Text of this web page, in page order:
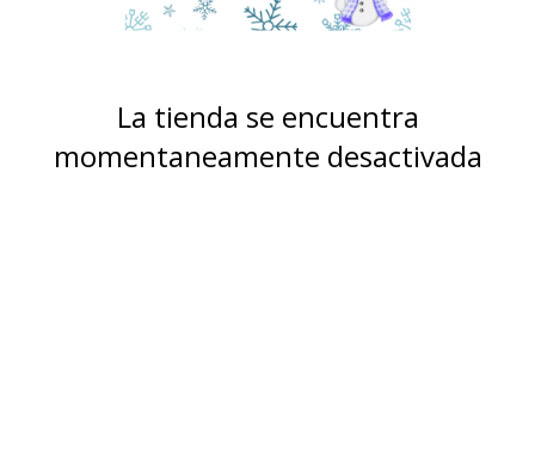
La tienda se encuentra
momentaneamente desactivada